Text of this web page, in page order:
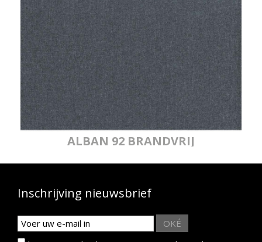
ALBAN 92 BRANDVRIJ
Inschrijving nieuwsbrief
OKÉ